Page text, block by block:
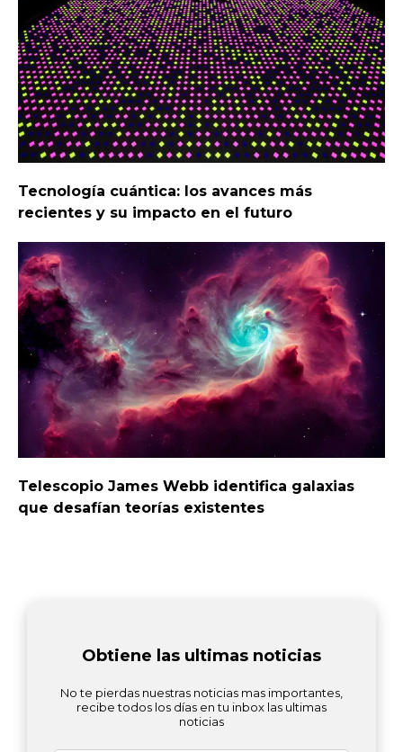
Tecnología cuántica: los avances más
recientes y su impacto en el futuro
Telescopio James Webb identifica galaxias
que desafían teorías existentes
Obtiene las ultimas noticias
No te pierdas nuestras noticias mas importantes,
recibe todos los días en tu inbox las ultimas
noticias